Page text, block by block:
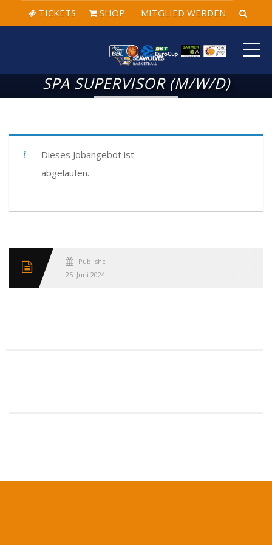
TICKETS SHOP MITGLIED WERDEN
SPA SUPERVISOR (M/W/D)
Dieses Jobangebot ist
abgelaufen.
Published
25. Juni 2024